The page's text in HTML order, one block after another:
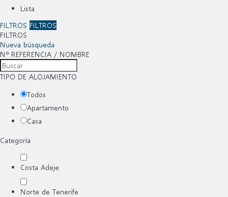
Lista
FILTROS FILTROS
FILTROS
Nueva búsqueda
Nº REFERENCIA / NOMBRE
TIPO DE ALOJAMIENTO
Todos
Apartamento
Casa
Categoría
Costa Adeje
Norte de Tenerife